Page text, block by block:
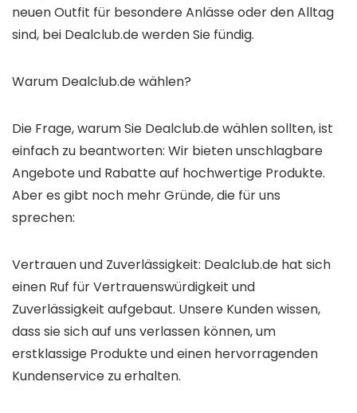
neuen Outfit für besondere Anlässe oder den Alltag
sind, bei Dealclub.de werden Sie fündig.
Warum Dealclub.de wählen?
Die Frage, warum Sie Dealclub.de wählen sollten, ist
einfach zu beantworten: Wir bieten unschlagbare
Angebote und Rabatte auf hochwertige Produkte.
Aber es gibt noch mehr Gründe, die für uns
sprechen:
Vertrauen und Zuverlässigkeit: Dealclub.de hat sich
einen Ruf für Vertrauenswürdigkeit und
Zuverlässigkeit aufgebaut. Unsere Kunden wissen,
dass sie sich auf uns verlassen können, um
erstklassige Produkte und einen hervorragenden
Kundenservice zu erhalten.